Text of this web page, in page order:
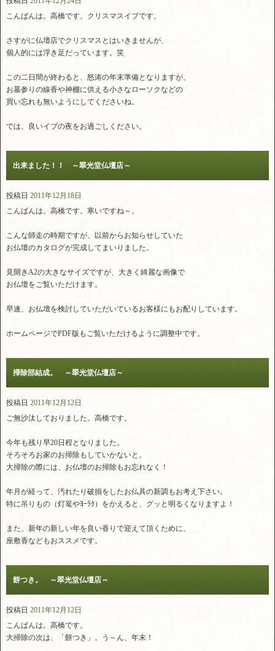
こんばんは。高橋です。クリスマスイブです。
さすがに仏壇店でクリスマスとはいきませんが、
個人的には浮き足だっています。笑
この二日間が終わると、怒涛の年末準備となりますが、
お墓参りの線香や神棚に供える小さなローソクなどの
買い忘れも無いようにしてくださいね。
では、良いイブの夜をお過ごしください。
出来ました！！ ～翠光堂仏壇店～
投稿日 2011年12月18日
こんばんは。高橋です。寒いですね～。
こんな師走の時期ですが、以前からお知らせしていた
お仏壇のカタログが完成してまいりました。
見開きA2の大きなサイズですが、大きく綺麗な画像で
お仏壇をご覧いただけます。
早速、お仏壇を検討していただいているお客様にもお配りしています。
ホームページでPDF版もご覧いただけるように調整中です。
掃除部結成。 ～翠光堂仏壇店～
投稿日 2011年12月12日
ご無沙汰しておりました。高橋です。
今年も残り早20日程となりました。
そろそろお家のお掃除もしていかないと。
大掃除の際には、お仏壇のお掃除もお忘れなく！
年月が経って、汚れたり破損をしたお仏具の新調もお考え下さい。
特に吊りもの（灯篭やﾖｰﾗｸ）をかえると、グッと明るくなりますよ！
また、新年の新しい年を良い香りで迎えて頂くために、
座敷香などもおススメです。
餅つき。 ～翠光堂仏壇店～
投稿日 2011年12月12日
こんばんは。高橋です。
大掃除の次は、「餅つき」。う～ん、年末！